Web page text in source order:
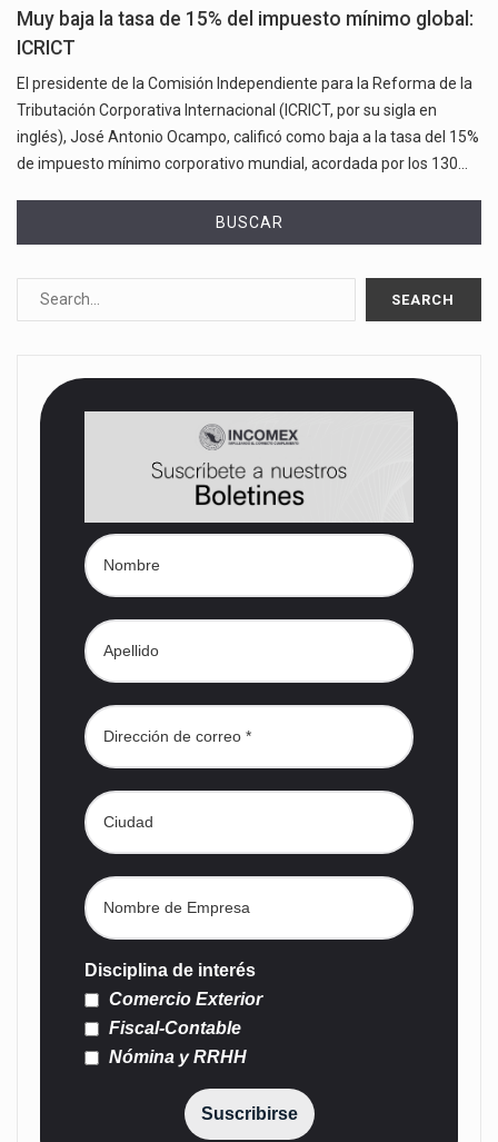
Muy baja la tasa de 15% del impuesto mínimo global:
ICRICT
El presidente de la Comisión Independiente para la Reforma de la
Tributación Corporativa Internacional (ICRICT, por su sigla en
inglés), José Antonio Ocampo, calificó como baja a la tasa del 15%
de impuesto mínimo corporativo mundial, acordada por los 130…
BUSCAR
Disciplina de interés
Comercio Exterior
Fiscal-Contable
Nómina y RRHH
Suscribirse